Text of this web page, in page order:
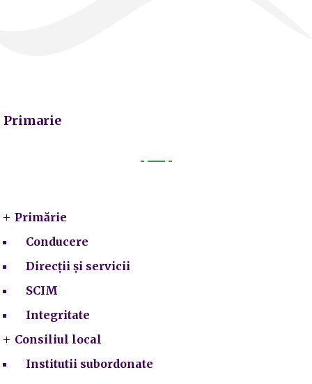
Primarie
Primărie
Conducere
Direcții și servicii
SCIM
Integritate
Consiliul local
Institutii subordonate